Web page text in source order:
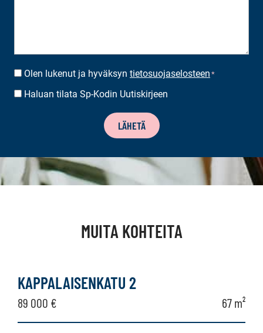
SUOSTUMUS*
Olen lukenut ja hyväksyn tietosuojaselosteen *
UUTISKIRJEEN
Haluan tilata Sp-Kodin Uutiskirjeen
LÄHETÄ
MUITA KOHTEITA
KAPPALAISENKATU 2
89 000 € 67 m²